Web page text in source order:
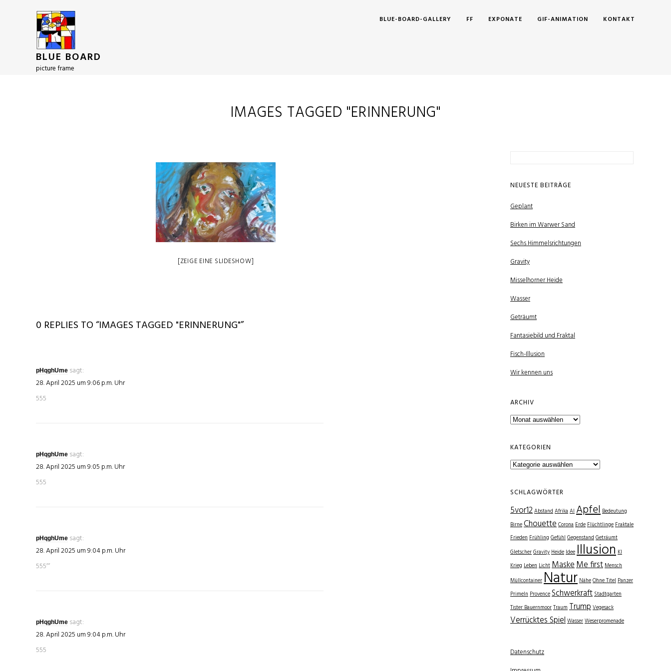
BLUE BOARD
picture frame
BLUE-BOARD-GALLERY FF EXPONATE GIF-ANIMATION KONTAKT
IMAGES TAGGED "ERINNERUNG"
[ZEIGE EINE SLIDESHOW]
0 REPLIES TO “IMAGES TAGGED "ERINNERUNG"”
pHqghUme sagt:
28. April 2025 um 9:06 p.m. Uhr
555
pHqghUme sagt:
28. April 2025 um 9:05 p.m. Uhr
555
pHqghUme sagt:
28. April 2025 um 9:04 p.m. Uhr
555′“
pHqghUme sagt:
28. April 2025 um 9:04 p.m. Uhr
555
NEUESTE BEITRÄGE
Geplant
Birken im Warwer Sand
Sechs Himmelsrichtungen
Gravity
Misselhorner Heide
Wasser
Geträumt
Fantasiebild und Fraktal
Fisch-Illusion
Wir kennen uns
ARCHIV
Archiv
KATEGORIEN
Kategorien
SCHLAGWÖRTER
5vor12AbstandAfrikaAIApfelBedeutung
BirneChouetteCoronaErdeFlüchtlingeFraktale
FriedenFrühling GefühlGegenstandGeträumt
GletscherGravityHeideIdeeIllusionKI
Krieg LebenLichtMaskeMe firstMensch
MüllcontainerNaturNäheOhne TitelPanzer
PrimelnProvenceSchwerkraftStadtgarten
Tister BauernmoorTraumTrumpVegesack
Verrücktes SpielWasserWeserpromenade
Datenschutz